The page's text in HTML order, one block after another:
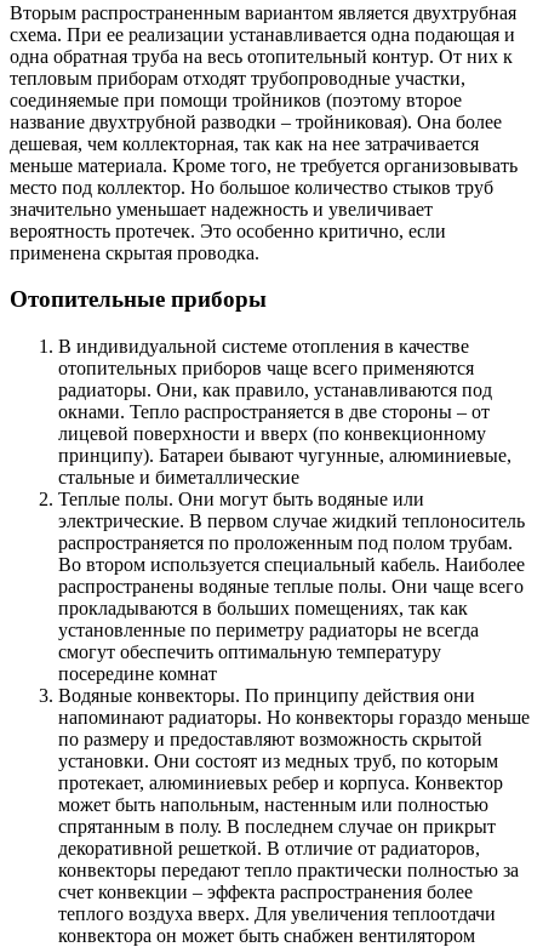
Вторым распространенным вариантом является двухтрубная
схема. При ее реализации устанавливается одна подающая и
одна обратная труба на весь отопительный контур. От них к
тепловым приборам отходят трубопроводные участки,
соединяемые при помощи тройников (поэтому второе
название двухтрубной разводки – тройниковая). Она более
дешевая, чем коллекторная, так как на нее затрачивается
меньше материала. Кроме того, не требуется организовывать
место под коллектор. Но большое количество стыков труб
значительно уменьшает надежность и увеличивает
вероятность протечек. Это особенно критично, если
применена скрытая проводка.
Отопительные приборы
В индивидуальной системе отопления в качестве
отопительных приборов чаще всего применяются
радиаторы. Они, как правило, устанавливаются под
окнами. Тепло распространяется в две стороны – от
лицевой поверхности и вверх (по конвекционному
принципу). Батареи бывают чугунные, алюминиевые,
стальные и биметаллические
Теплые полы. Они могут быть водяные или
электрические. В первом случае жидкий теплоноситель
распространяется по проложенным под полом трубам.
Во втором используется специальный кабель. Наиболее
распространены водяные теплые полы. Они чаще всего
прокладываются в больших помещениях, так как
установленные по периметру радиаторы не всегда
смогут обеспечить оптимальную температуру
посередине комнат
Водяные конвекторы. По принципу действия они
напоминают радиаторы. Но конвекторы гораздо меньше
по размеру и предоставляют возможность скрытой
установки. Они состоят из медных труб, по которым
протекает, алюминиевых ребер и корпуса. Конвектор
может быть напольным, настенным или полностью
спрятанным в полу. В последнем случае он прикрыт
декоративной решеткой. В отличие от радиаторов,
конвекторы передают тепло практически полностью за
счет конвекции – эффекта распространения более
теплого воздуха вверх. Для увеличения теплоотдачи
конвектора он может быть снабжен вентилятором